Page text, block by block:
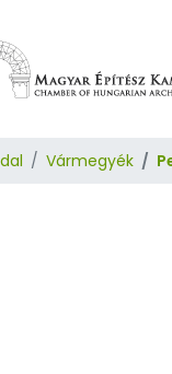
Vármegyék